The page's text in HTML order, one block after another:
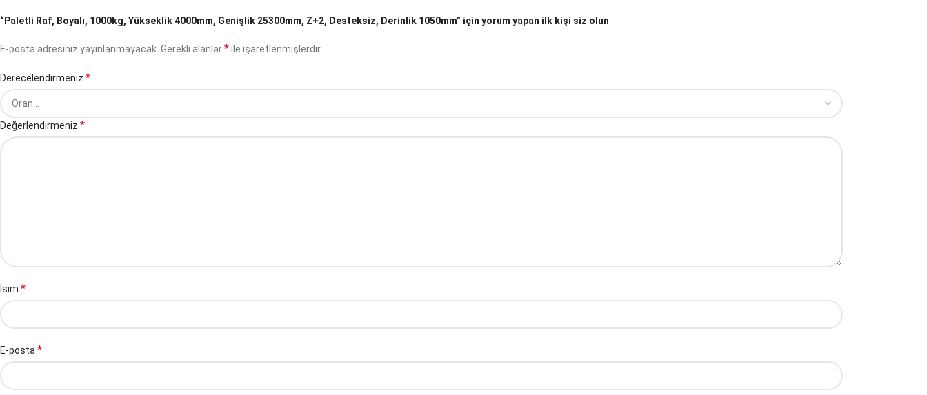
“Paletli Raf, Boyalı, 1000kg, Yükseklik 4000mm, Genişlik 25300mm, Z+2, Desteksiz, Derinlik 1050mm” için yorum yapan ilk kişi siz olun
E-posta adresiniz yayınlanmayacak. Gerekli alanlar*ile işaretlenmişlerdir
Derecelendirmeniz *
Değerlendirmeniz *
İsim *
E-posta *